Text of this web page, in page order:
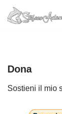
Dona
Sostieni il mio